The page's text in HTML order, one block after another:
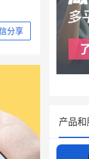
分享
产品